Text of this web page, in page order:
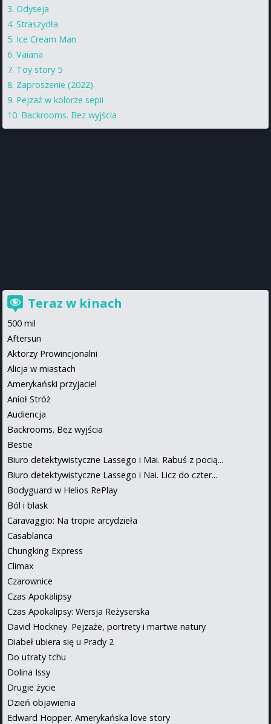
Odyseja
Straszydła
Ice Cream Man
Vaiana
Toy story 5
Zaproszenie (2022)
Pejzaż w kolorze sepii
Backrooms. Bez wyjścia
Teraz w kinach
500 mil
Aftersun
Aktorzy Prowincjonalni
Alicja w miastach
Amerykański przyjaciel
Anioł Stróż
Audiencja
Backrooms. Bez wyjścia
Bestie
Biuro detektywistyczne Lassego i Mai. Rabuś z pocią...
Biuro detektywistyczne Lassego i Nai. Licz do czter...
Bodyguard w Helios RePlay
Ból i blask
Caravaggio: Na tropie arcydzieła
Casablanca
Chungking Express
Climax
Czarownice
Czas Apokalipsy
Czas Apokalipsy: Wersja Reżyserska
David Hockney. Pejzaże, portrety i martwe natury
Diabeł ubiera się u Prady 2
Do utraty tchu
Dolina Issy
Drugie życie
Dzień objawienia
Edward Hopper. Amerykańska love story